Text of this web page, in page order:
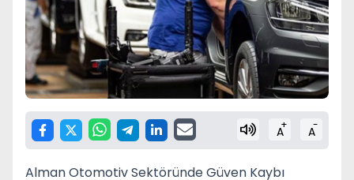
A+ A-
Alman Otomotiv Sektöründe Güven Kaybı